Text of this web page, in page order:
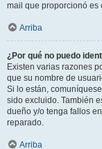
mail que proporcionó es
Arriba
¿Por qué no puedo
Existen varias razones
que su nombre de
Si lo están,
sido excluido. También
dueño y/o tenga fallos
reparado.
Arriba